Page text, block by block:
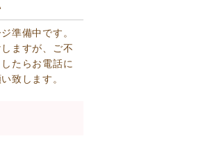
準備中です。
ますが、ご不
たらお電話に
致します。